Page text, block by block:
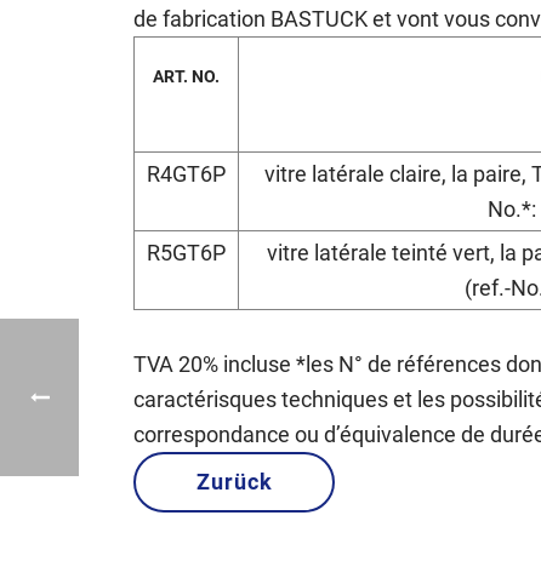
de fabrication BASTUCK et vont vous
ART. NO.
R4GT6P
vitre latérale claire, la paire,
R5GT6P
vitre latérale teinté vert, la
(ref.-
TVA 20% incluse *les N° de références
caractérisques techniques et les
correspondance ou d’équivalence de
Zurück